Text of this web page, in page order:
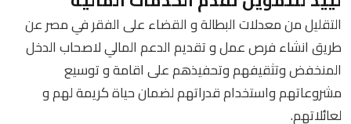
التقليل من معدلات البطالة و القضاء على الفقر في مصر عن
طريق انشاء فرص عمل و تقديم الدعم المالي لاصحاب الدخل
المنخفض وتثقيفهم وتحفيذهم على اقامة و توسيع
مشروعاتهم واستخدام قدراتهم لضمان حياة كريمة لهم و
لعائلاتهم.